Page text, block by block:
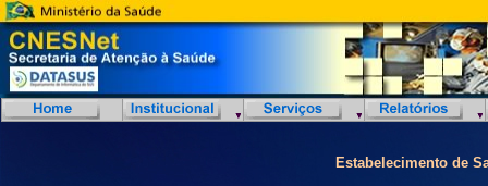
Estabelecimento de